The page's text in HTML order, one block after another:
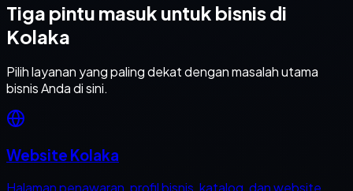
Tiga pintu masuk untuk bisnis di
Kolaka
Pilih layanan yang paling dekat dengan masalah utama
bisnis Anda di sini.
Website Kolaka
Halaman penawaran, profil bisnis, katalog, dan website